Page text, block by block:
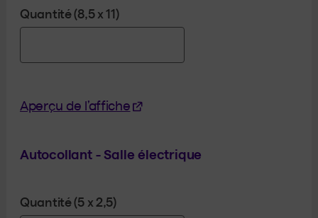
Quantité (8,5 x 11)
Aperçu de l’affiche(Cet hyperlien s'ouvrira dans
Autocollant - Salle électrique
Quantité (5 x 2,5)